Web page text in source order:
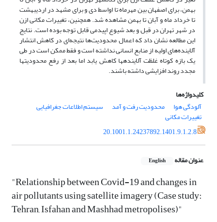
بهمن، برای اصفهان بین مهرماه تا اواسط دی و برای مشهد در اردیبهشت
تا خرداد ماه و آبان تا بهمن مشاهده شد. همچنین، تغییرات مکانی ازن
در شهر تهران در قبل و بعد شیوع اپیدمی قابل توجه بوده است. نتایج
این مطالعه نشان داد که اعمال محدودیت‌ها نتیجه‌ای در کاهش انتشار
آلاینده‌های اولیه از منابع انسانی نداشته است و فقط ممکن است در طی
یک بازه کوتاه غلظت آلاینده­ها کاهش یابد اما بعد از رفع محدودیت­ها
مجدد روند افزایشی داشته باشند.
کلیدواژه‌ها
آلودگی هوا
محدودیت رفت و آمد سیستم اطلاعات جغرافیایی
تغییرات مکانی
20.1001.1.24237892.1401.9.1.2.8
عنوان مقاله English
"Relationship between Covid-19 and changes in
air pollutants using satellite imagery (Case study:
Tehran, Isfahan and Mashhad metropolises)"